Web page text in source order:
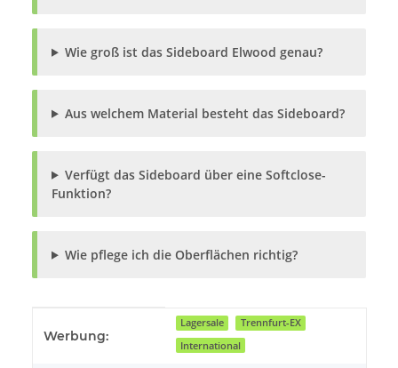
Wie groß ist das Sideboard Elwood genau?
Aus welchem Material besteht das Sideboard?
Verfügt das Sideboard über eine Softclose-
Funktion?
Wie pflege ich die Oberflächen richtig?
Werbung:
Lagersale
Trennfurt-EX
International